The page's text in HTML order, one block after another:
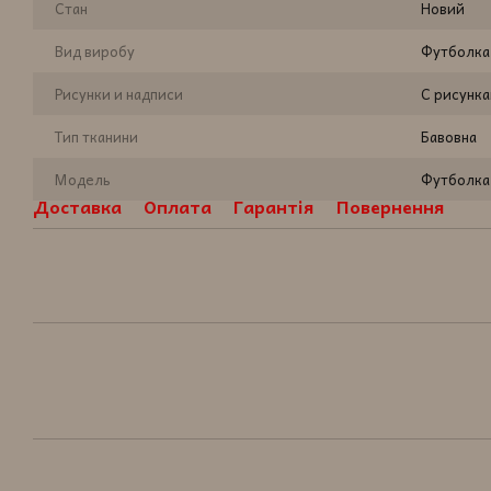
Стан
Новий
Вид виробу
Футболка
Рисунки и надписи
С
Тип тканини
Бавовна
Модель
Футболка
Доставка Оплата Гарантія Повернення